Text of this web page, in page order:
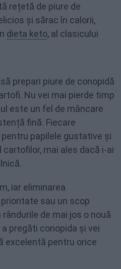
rețetă de piure de
și sărac în calorii,
dieta keto, al clasicului
prepari piure de conopidă
Nu vei mai pierde timp
este un fel de mâncare
fină. Fiecare
papilele gustative și
cartofilor, mai ales dacă i-ai
iar eliminarea
sau un scop
de mai jos o nouă
pregăti conopida și vei
excelentă pentru orice